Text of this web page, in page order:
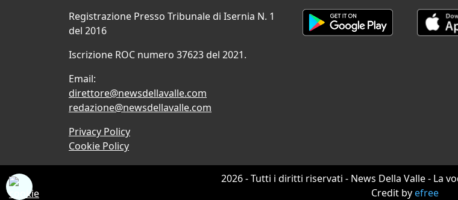
Registrazione Presso Tribunale di Isernia N. 1
del 2016
Iscrizione ROC numero 37623 del 2021.
Email:
direttore@newsdellavalle.com
redazione@newsdellavalle.com
Privacy Policy
Cookie Policy
2026 - Tutti i diritti riservati - News Della Valle - La
Credit byefree